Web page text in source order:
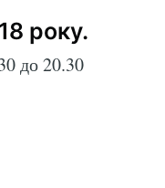
року.
до 20.30